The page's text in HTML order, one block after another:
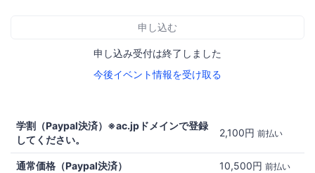
申し込む
申し込み受付は終了しました
今後イベント情報を受け取る
学割（Paypal決済）※ac.jpドメインで登録
してください。
2,100円 前払い
通常価格（Paypal決済） 10,500円 前払い